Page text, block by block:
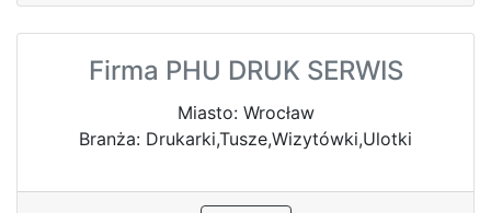
Firma PHU DRUK SERWIS
Miasto: Wrocław
Branża: Drukarki,Tusze,Wizytówki,Ulotki